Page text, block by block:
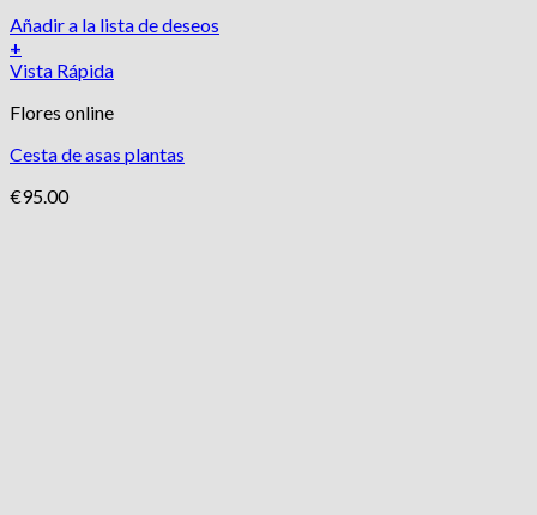
Añadir a la lista de deseos
+
Vista Rápida
Flores online
Cesta de asas plantas
€95.00